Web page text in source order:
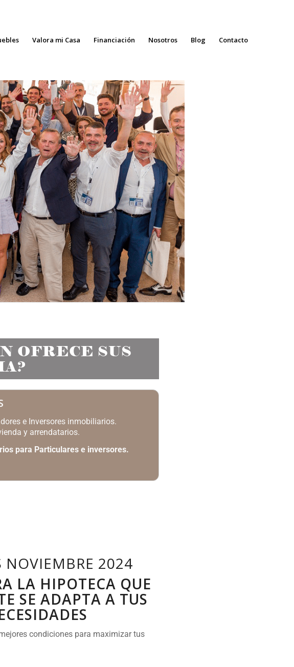
Valora mi Casa Financiación Nosotros Blog Contacto
OFRECE SUS
e Inversores inmobiliarios.
y arrendatarios.
para Particulares e inversores.
NOVIEMBRE 2024
LA HIPOTECA QUE
SE ADAPTA A TUS
condiciones para maximizar tus